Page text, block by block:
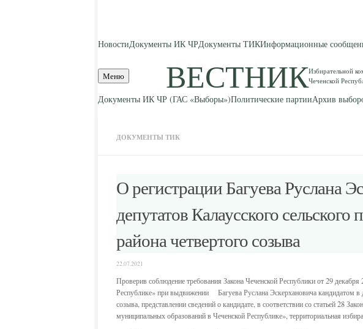
НовостиДокументы ИК ЧРДокументы ТИКИнформационные
Меню ВЕСТНИКИзбирательной
Чеченской
Документы ИК ЧР (ГАС «Выборы»)Политические партииАрхив
ДОКУМЕНТЫ ТИК
О регистрации Багуева Руслана
депутатов Калаусского
района четвертого созыва
22.07.2021
Проверив соблюдение требования Закона Чеченской Республики от 29
Республике» при выдвижении Багуева Руслана Эскерхановича кандидатом в
созыва, представлении сведений о кандидате, в соответствии со статьей 28
муниципальных образований в Чеченской Республике», территориальная